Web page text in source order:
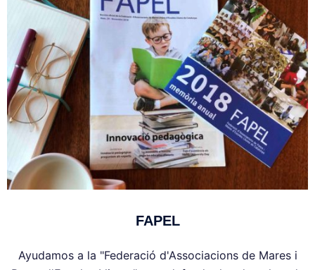
FAPEL
Ayudamos a la "Federació d'Associacions de Mares i